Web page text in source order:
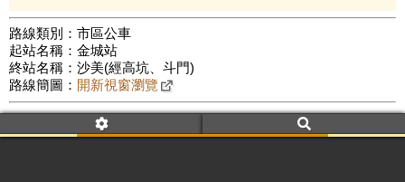
路線類別：市區公車
起站名稱：金城站
終站名稱：沙美(經高坑、斗門)
路線簡圖： 開新視窗瀏覽
附屬名稱：5往沙美行駛環島北路不繞后沙地政局
車頭描述：5往沙美行駛環島北路不繞后沙地政局
公車數量: 累計6597、上線5505